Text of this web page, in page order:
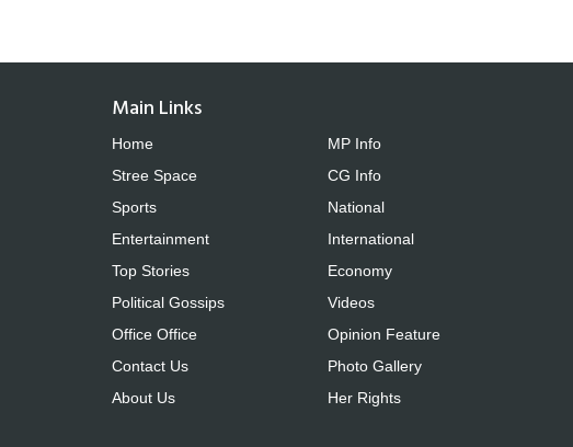
Main Links
Home
Stree Space
Sports
Entertainment
Top Stories
Political Gossips
Office Office
Contact Us
About Us
MP Info
CG Info
National
International
Economy
Videos
Opinion Feature
Photo Gallery
Her Rights